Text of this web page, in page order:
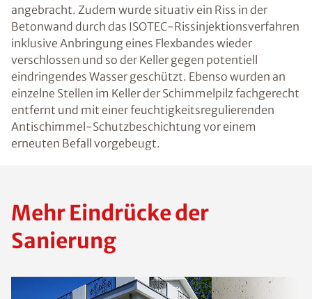
angebracht. Zudem wurde situativ ein Riss in der
Betonwand durch das ISOTEC-Rissinjektionsverfahren
inklusive Anbringung eines Flexbandes wieder
verschlossen und so der Keller gegen potentiell
eindringendes Wasser geschützt. Ebenso wurden an
einzelne Stellen im Keller der Schimmelpilz fachgerecht
entfernt und mit einer feuchtigkeitsregulierenden
Antischimmel-Schutzbeschichtung vor einem
erneuten Befall vorgebeugt.
Mehr Eindrücke der
Sanierung